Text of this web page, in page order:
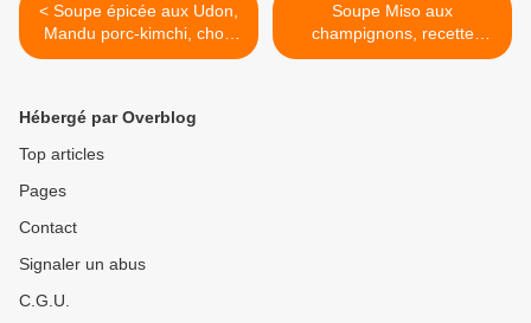
< Soupe épicée aux Udon,
Mandu porc-kimchi, chou
chinois et poulet
Soupe Miso aux
champignons, recette
Japonaise >
Hébergé par Overblog
Top articles
Pages
Contact
Signaler un abus
C.G.U.